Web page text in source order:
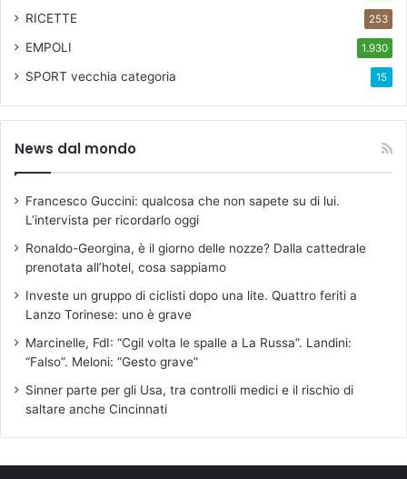
RICETTE 253
EMPOLI 1.930
SPORT vecchia categoria 15
News dal mondo
Francesco Guccini: qualcosa che non sapete su di lui.
L’intervista per ricordarlo oggi
Ronaldo-Georgina, è il giorno delle nozze? Dalla cattedrale
prenotata all’hotel, cosa sappiamo
Investe un gruppo di ciclisti dopo una lite. Quattro feriti a
Lanzo Torinese: uno è grave
Marcinelle, FdI: “Cgil volta le spalle a La Russa”. Landini:
“Falso”. Meloni: “Gesto grave”
Sinner parte per gli Usa, tra controlli medici e il rischio di
saltare anche Cincinnati